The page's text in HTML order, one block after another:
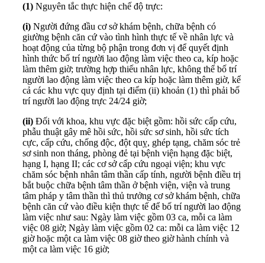
(1) Nguyên tắc thực hiện chế độ trực:
(i) Người đứng đầu cơ sở khám bệnh, chữa bệnh có
giường bệnh căn cứ vào tình hình thực tế về nhân lực và
hoạt động của từng bộ phận trong đơn vị để quyết định
hình thức bố trí người lao động làm việc theo ca, kíp hoặc
làm thêm giờ; trường hợp thiếu nhân lực, không thể bố trí
người lao động làm việc theo ca kíp hoặc làm thêm giờ, kể
cả các khu vực quy định tại điểm (ii) khoản (1) thì phải bố
trí người lao động trực 24/24 giờ;
(ii) Đối với khoa, khu vực đặc biệt gồm: hồi sức cấp cứu,
phẫu thuật gây mê hồi sức, hồi sức sơ sinh, hồi sức tích
cực, cấp cứu, chống độc, đột quỵ, ghép tạng, chăm sóc trẻ
sơ sinh non tháng, phòng đẻ tại bệnh viện hạng đặc biệt,
hạng I, hạng II; các cơ sở cấp cứu ngoại viện; khu vực
chăm sóc bệnh nhân tâm thần cấp tính, người bệnh điều trị
bắt buộc chữa bệnh tâm thần ở bệnh viện, viện và trung
tâm pháp y tâm thần thì thủ trưởng cơ sở khám bệnh, chữa
bệnh căn cứ vào điều kiện thực tế để bố trí người lao động
làm việc như sau: Ngày làm việc gồm 03 ca, mỗi ca làm
việc 08 giờ; Ngày làm việc gồm 02 ca: mỗi ca làm việc 12
giờ hoặc một ca làm việc 08 giờ theo giờ hành chính và
một ca làm việc 16 giờ;